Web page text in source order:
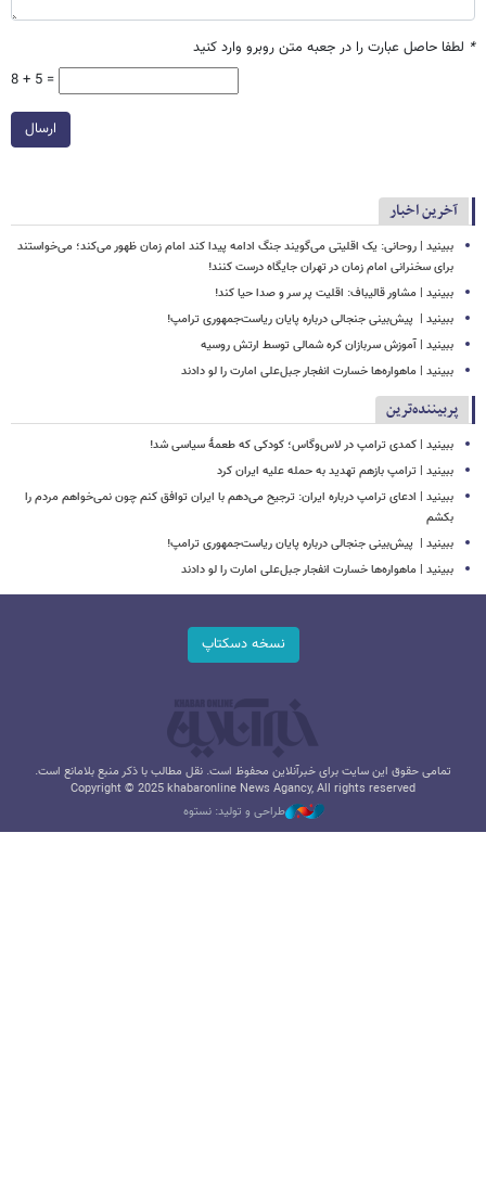
* لطفا حاصل عبارت را در جعبه متن روبرو وارد کنید
8 + 5 =
ارسال
آخرین اخبار
ببینید | روحانی: یک اقلیتی می‌گویند جنگ ادامه پیدا کند امام زمان ظهور می‌کند؛ می‌خواستند
برای سخنرانی امام زمان در تهران جایگاه درست کنند!
ببینید | مشاور قالیباف: اقلیت پر سر و صدا حیا کند!
ببینید | ‏ پیش‌بینی جنجالی درباره پایان ریاست‌جمهوری ترامپ!
ببینید | آموزش سربازان کره شمالی توسط ارتش روسیه
ببینید | ماهواره‌ها خسارت انفجار جبل‌علی امارت را لو دادند
پربیننده‌ترین
ببینید | کمدی ترامپ در لاس‌وگاس؛ کودکی که طعمۀ سیاسی شد!
ببینید | ترامپ بازهم تهدید به حمله علیه ایران کرد
ببینید | ادعای ترامپ درباره ایران: ترجیح می‌دهم با ایران توافق کنم چون نمی‌خواهم مردم را
بکشم
ببینید | ‏ پیش‌بینی جنجالی درباره پایان ریاست‌جمهوری ترامپ!
ببینید | ماهواره‌ها خسارت انفجار جبل‌علی امارت را لو دادند
نسخه دسکتاپ
تمامی حقوق این سایت برای خبرآنلاین محفوظ است. نقل مطالب با ذکر منبع بلامانع است.
Copyright © 2025 khabaronline News Agancy, All rights reserved
طراحی و تولید: نستوه